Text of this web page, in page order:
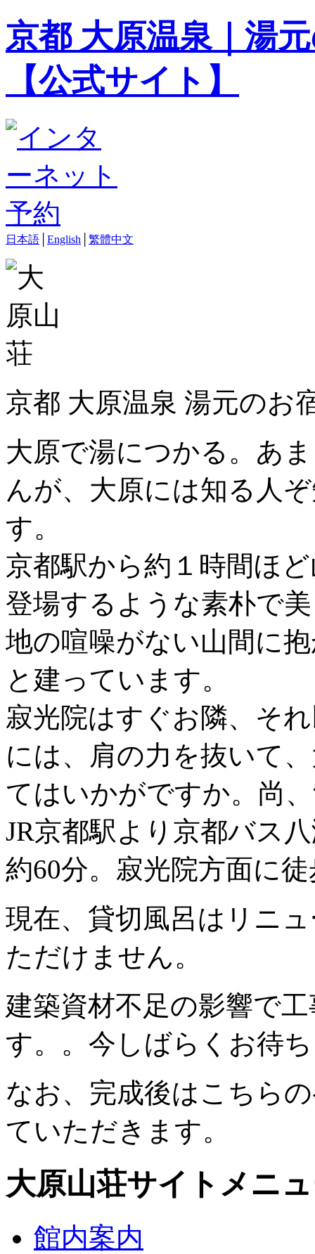
京都 大原温泉｜湯
【公式サイト】
日本語 English 繁體中文
京都 大原温泉 湯元の
大原で湯につかる。あ
んが、大原には知る人
す。
京都駅から約１時間ほ
登場するような素朴で
地の喧噪がない山間に
と建っています。
寂光院はすぐお隣、そ
には、肩の力を抜いて
てはいかがですか。尚
JR京都駅より京都バス
約60分。寂光院方面に
現在、貸切風呂はリニ
ただけません。
建築資材不足の影響で
す。。今しばらくお待
なお、完成後はこちら
ていただきます。
大原山荘サイトメニ
館内案内